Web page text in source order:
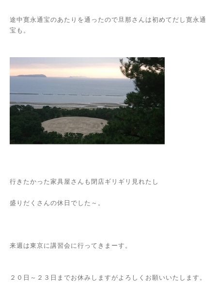
途中寛永通宝のあたりを通ったので旦那さんは初めてだし寛永通
宝も。
行きたかった家具屋さんも閉店ギリギリ見れたし
盛りだくさんの休日でした～。
来週は東京に講習会に行ってきまーす。
２０日～２３日までお休みしますがよろしくお願いいたします。